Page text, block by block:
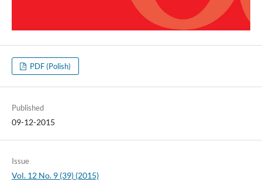
PDF (Polish)
Published
09-12-2015
Issue
Vol. 12 No. 9 (39) (2015)